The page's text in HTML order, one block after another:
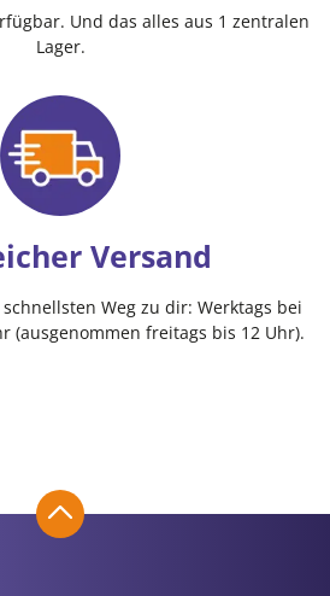
Und das alles aus 1 zentralen
Lager.
Versand
Weg zu dir: Werktags bei
(ausgenommen freitags bis 12 Uhr).